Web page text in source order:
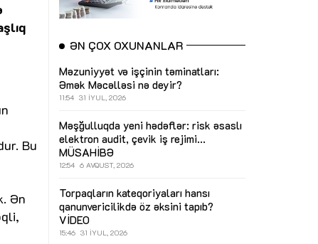
Bu
Ən
ƏN ÇOX OXUNANLAR
Məzuniyyət və işçinin təminatları:
Əmək Məcəlləsi nə deyir?
11:54 31 İYUL, 2026
Məşğulluqda yeni hədəflər: risk əsaslı
elektron audit, çevik iş rejimi...
MÜSAHİBƏ
12:54 6 AVQUST, 2026
Torpaqların kateqoriyaları hansı
qanunvericilikdə öz əksini tapıb?
VİDEO
15:46 31 İYUL, 2026